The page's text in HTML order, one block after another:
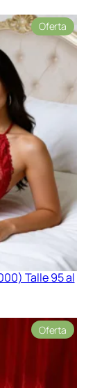
Oferta
en
oferta
Talle 95 al
Oferta
en